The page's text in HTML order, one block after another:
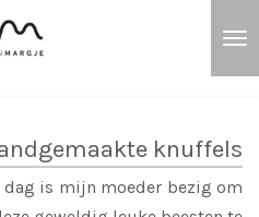
knuffels
is mijn moeder bezig om